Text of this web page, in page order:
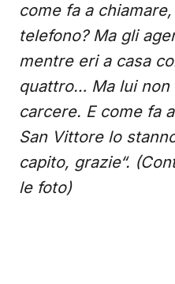
come fa a
telefono? Ma gli
mentre eri a casa
quattro… Ma lui non
carcere. E come fa
San Vittore lo
capito, grazie“.
le foto)